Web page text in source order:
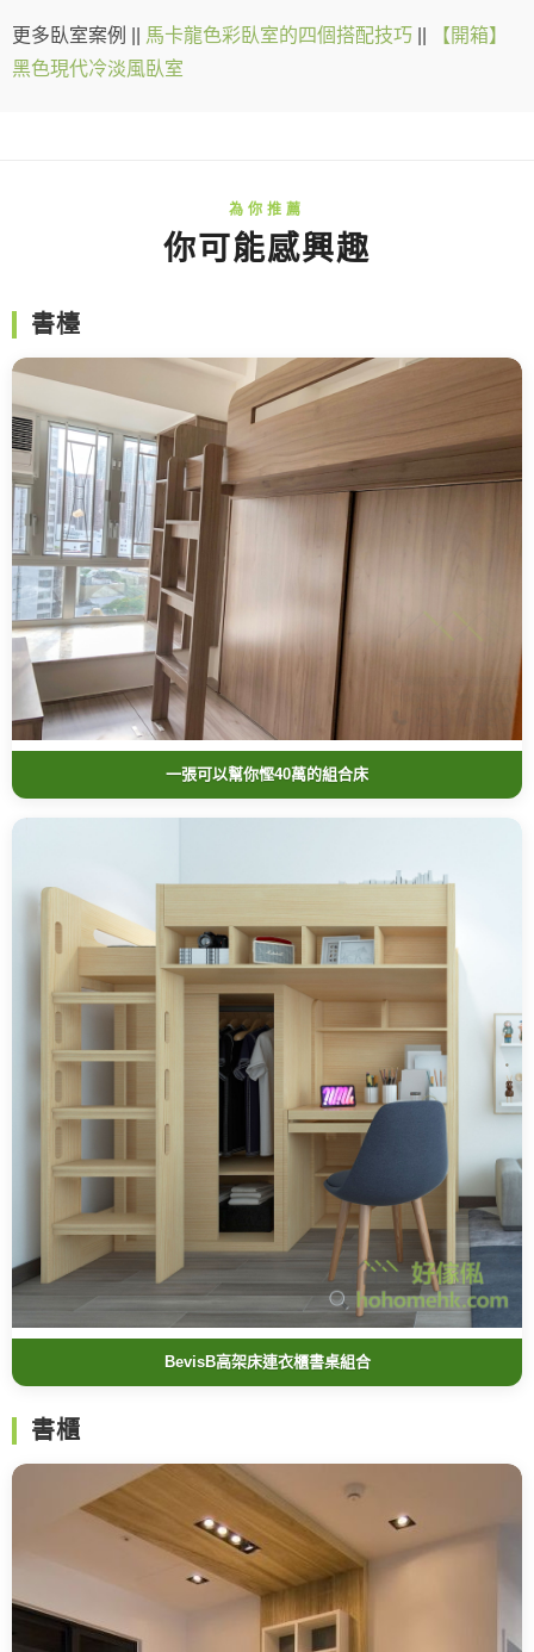
更多臥室案例 || 馬卡龍色彩臥室的四個搭配技巧
【開箱】
黑色現代冷淡風臥室
你可能感興趣
書檯
一張可以幫你慳40萬的組合床
BevisB高架床連衣櫃書桌組合
書櫃